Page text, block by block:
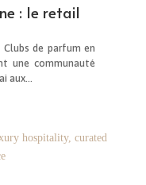
: le retail
de parfum en
une communauté
aux...